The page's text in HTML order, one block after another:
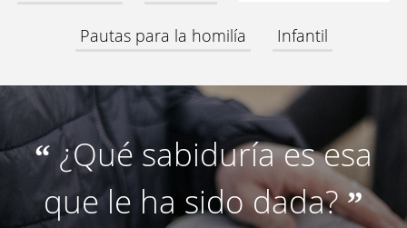
Pautas para la homilía Infantil
“ ¿Qué sabiduría es esa
que le ha sido dada?”